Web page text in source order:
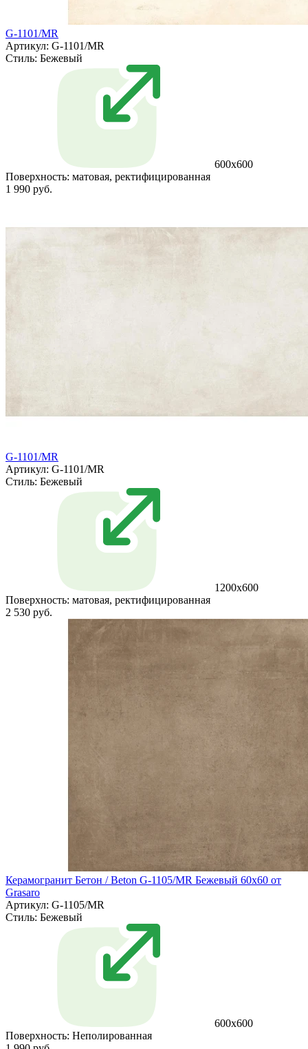
G-1101/MR
Артикул: G-1101/MR
Стиль: Бежевый
600x600
Поверхность: матовая, ректифицированная
1 990 руб.
G-1101/MR
Артикул: G-1101/MR
Стиль: Бежевый
1200x600
Поверхность: матовая, ректифицированная
2 530 руб.
Керамогранит Бетон / Beton G-1105/MR Бежевый 60х60 от
Grasaro
Артикул: G-1105/MR
Стиль: Бежевый
600х600
Поверхность: Неполированная